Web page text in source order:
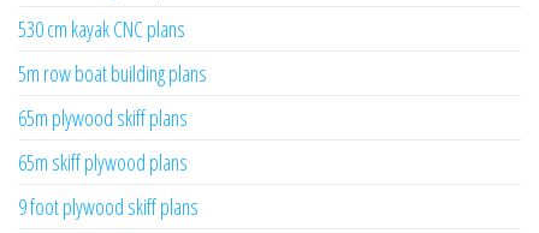
530 cm kayak CNC plans
5m row boat building plans
65m plywood skiff plans
65m skiff plywood plans
9 foot plywood skiff plans